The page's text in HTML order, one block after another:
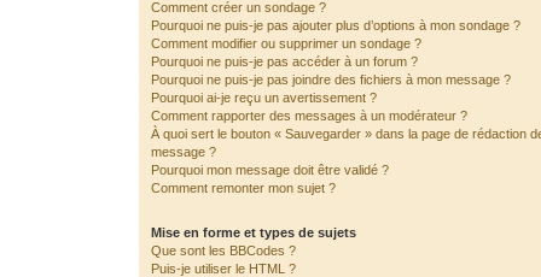
Comment créer un sondage ?
Pourquoi ne puis-je pas ajouter plus d’options à mon sondage ?
Comment modifier ou supprimer un sondage ?
Pourquoi ne puis-je pas accéder à un forum ?
Pourquoi ne puis-je pas joindre des fichiers à mon message ?
Pourquoi ai-je reçu un avertissement ?
Comment rapporter des messages à un modérateur ?
À quoi sert le bouton « Sauvegarder » dans la page de rédaction
message ?
Pourquoi mon message doit être validé ?
Comment remonter mon sujet ?
Mise en forme et types de sujets
Que sont les BBCodes ?
Puis-je utiliser le HTML ?